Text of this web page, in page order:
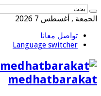
الجمعة , أغسطس 7 2026
تواصل معانا
Language switcher
medhatbarakat